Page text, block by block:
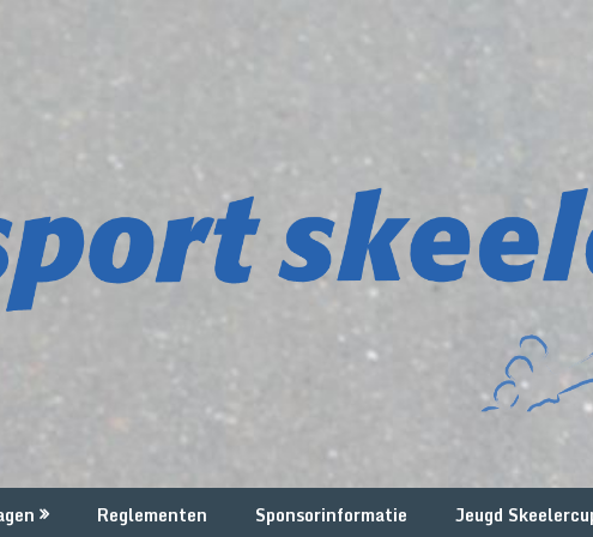
Reglementen Sponsorinformatie Jeugd